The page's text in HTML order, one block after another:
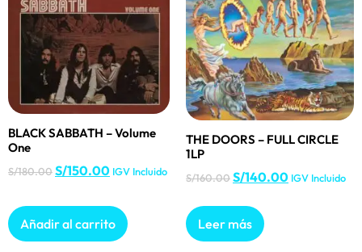
BLACK SABBATH – Volume
One
S/180.00S/150.00 IGV Incluido
Añadir al carrito
THE DOORS – FULL CIRCLE
1LP
S/160.00S/140.00 IGV Incluido
Leer más